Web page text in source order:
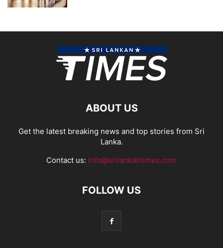
ABOUT US
Get the latest breaking news and top stories from Sri
Lanka.
Contact us: info@srilankantimes.com
FOLLOW US